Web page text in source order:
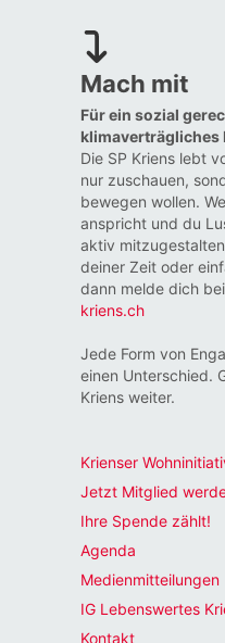
Mach mit
Für ein sozial
klimaverträgliches
Die SP Kriens lebt
nur zuschauen,
bewegen wollen.
anspricht und du
aktiv
deiner Zeit oder
dann melde dich
kriens.ch
Jede Form von
einen Unterschied.
Kriens weiter.
Krienser
Jetzt Mitglied
Ihre Spende zählt!
Agenda
Medienmitteilungen
IG Lebenswertes
Kontakt